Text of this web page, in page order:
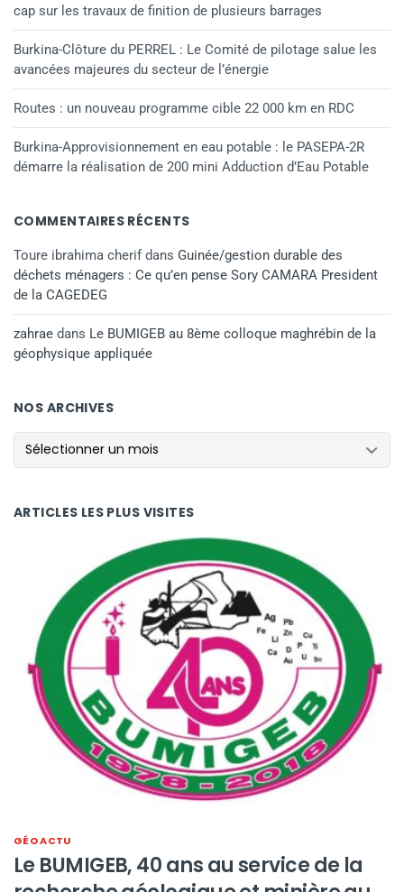
cap sur les travaux de finition de plusieurs barrages
Burkina-Clôture du PERREL : Le Comité de pilotage salue les
avancées majeures du secteur de l’énergie
Routes : un nouveau programme cible 22 000 km en RDC
Burkina-Approvisionnement en eau potable : le PASEPA-2R
démarre la réalisation de 200 mini Adduction d’Eau Potable
COMMENTAIRES RÉCENTS
Toure ibrahima cherifdans Guinée/gestion durable des
déchets ménagers : Ce qu’en pense Sory CAMARA President
de la CAGEDEG
zahrae dans Le BUMIGEB au 8ème colloque maghrébin de la
géophysique appliquée
NOS ARCHIVES
ARTICLES LES PLUS VISITES
GÉO ACTU
Le BUMIGEB, 40 ans au service de la